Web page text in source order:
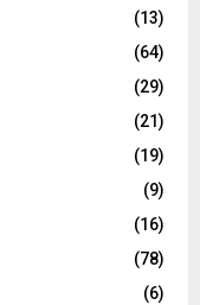
(13)
(64)
(29)
(21)
(19)
(9)
(16)
(78)
(6)